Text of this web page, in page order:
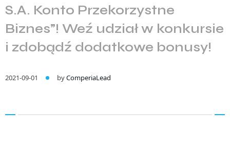
S.A. Konto Przekorzystne
Biznes”! Weź udział w konkursie
i zdobądź dodatkowe bonusy!
2021-09-01 byComperiaLead